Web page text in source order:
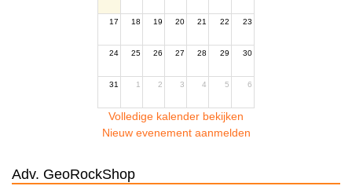
17 18 19 20 21 22 23
24 25 26 27 28 29 30
31 1 2 3 4 5 6
Volledige kalender bekijken
Nieuw evenement aanmelden
Adv. GeoRockShop